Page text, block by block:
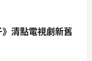
清點電視劇新舊